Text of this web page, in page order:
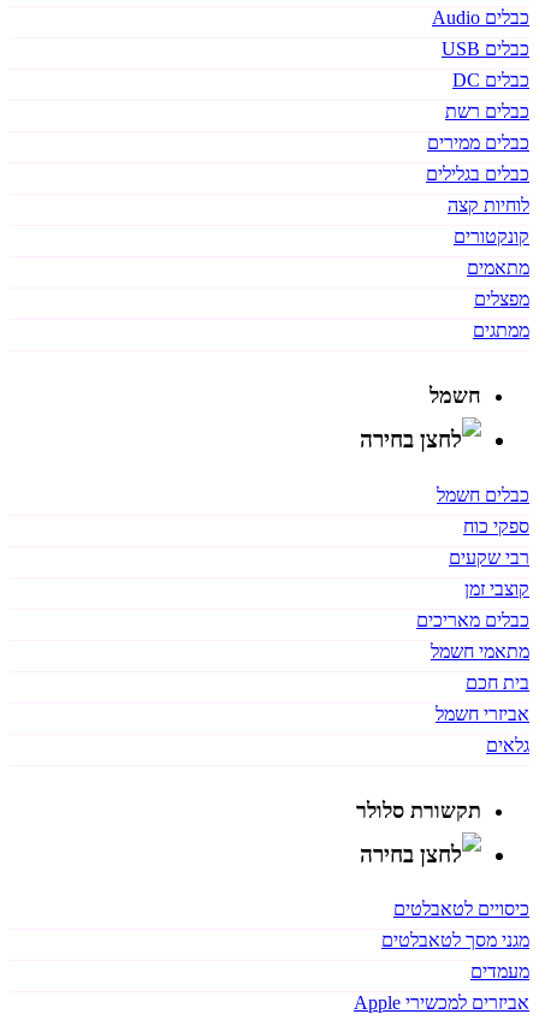
כבלים Audio
כבלים USB
כבלים DC
כבלים רשת
כבלים ממירים
כבלים בגלילים
לוחיות קצה
קונקטורים
מתאמים
מפצלים
ממתגים
חשמל
כבלים חשמל
ספקי כוח
רבי שקעים
קוצבי זמן
כבלים מאריכים
מתאמי חשמל
בית חכם
אביזרי חשמל
גלאים
תקשורת סלולר
כיסויים לטאבלטים
מגני מסך לטאבלטים
מעמדים
אביזרים למכשירי Apple